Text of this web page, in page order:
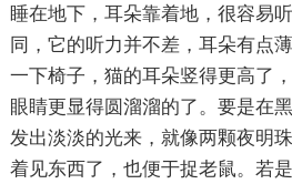
睡在地下，耳朵靠着地，很容易
同，它的听力并不差，耳朵有点
一下椅子，猫的耳朵竖得更高了
眼睛更显得圆溜溜的了。要是在
发出淡淡的光来，就像两颗夜明
着见东西了，也便于捉老鼠。若